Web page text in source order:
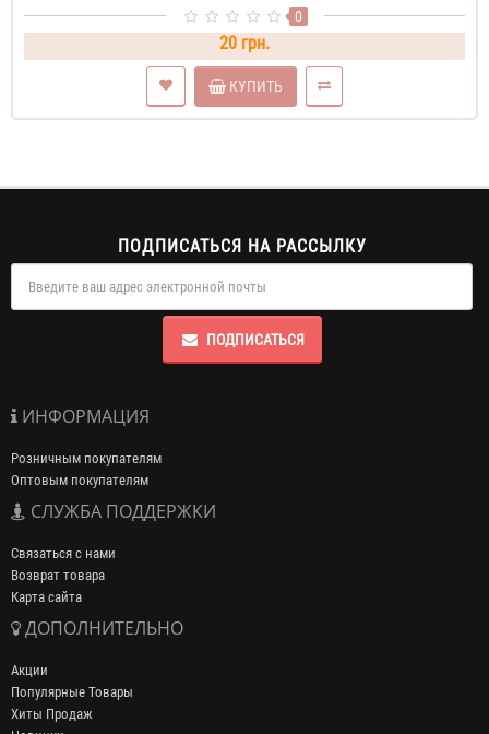
0
20 грн.
КУПИТЬ
ПОДПИСАТЬСЯ НА РАССЫЛКУ
ПОДПИСАТЬСЯ
ИНФОРМАЦИЯ
Розничным покупателям
Оптовым покупателям
СЛУЖБА ПОДДЕРЖКИ
Связаться с нами
Возврат товара
Карта сайта
ДОПОЛНИТЕЛЬНО
Акции
Популярные Товары
Хиты Продаж